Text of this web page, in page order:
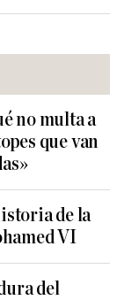
no multa a
que van
de la
VI
del